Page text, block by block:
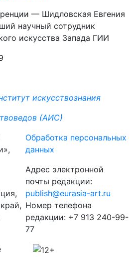
— Шидловская Евгения
научный сотрудник
искусства Запада ГИИ
искусствознания
(АИС)
Обработка персональных
данных
Адрес электронной
почты редакции:
publish@eurasia-art.ru
Номер телефона
редакции: +7 913 240-99-
77